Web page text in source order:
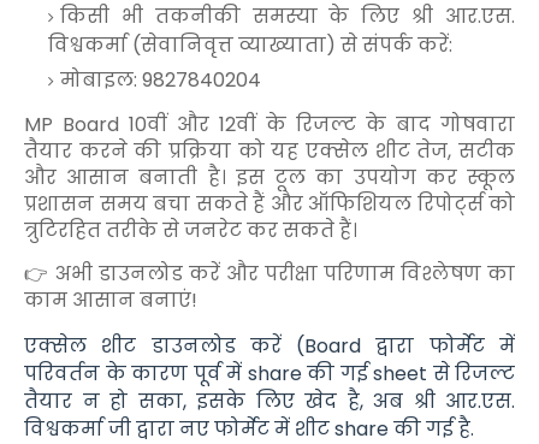
किसी भी तकनीकी समस्या के लिए श्री आर.एस.
विश्वकर्मा (सेवानिवृत्त व्याख्याता) से संपर्क करें:
मोबाइल: 9827840204
MP Board 10वीं और 12वीं के रिजल्ट के बाद गोषवारा
तैयार करने की प्रक्रिया को यह एक्सेल शीट तेज, सटीक
और आसान बनाती है। इस टूल का उपयोग कर स्कूल
प्रशासन समय बचा सकते हैं और ऑफिशियल रिपोर्ट्स को
त्रुटिरहित तरीके से जनरेट कर सकते हैं।
👉 अभी डाउनलोड करें और परीक्षा परिणाम विश्लेषण का
काम आसान बनाएं!
एक्सेल शीट डाउनलोड करें (Board द्वारा फोर्मेट में
परिवर्तन के कारण पूर्व में share की गई sheet से रिजल्ट
तैयार न हो सका, इसके लिए खेद है, अब श्री आर.एस.
विश्वकर्मा जी द्वारानए फोर्मेट में शीट share की गई है.